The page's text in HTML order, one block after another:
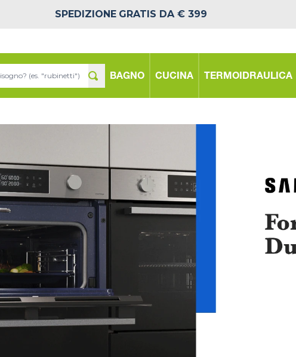
SPEDIZIONE GRATIS DA € 399
BAGNO CUCINA TERMOIDRAULICA